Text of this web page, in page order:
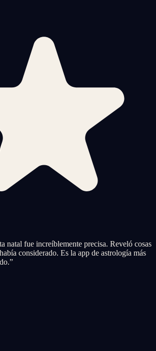
natal fue increíblemente precisa. Reveló cosas
considerado. Es la app de astrología más
”